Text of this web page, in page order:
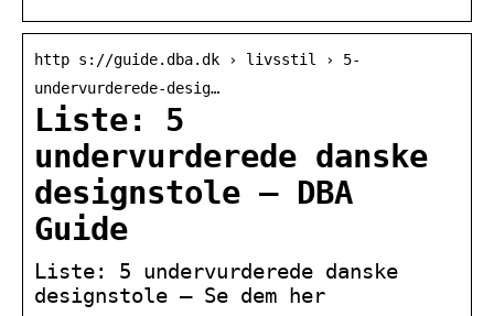
http s://guide.dba.dk › livsstil › 5-
undervurderede-desig…
Liste: 5
undervurderede danske
designstole – DBA
Guide
Liste: 5 undervurderede danske
designstole – Se dem her